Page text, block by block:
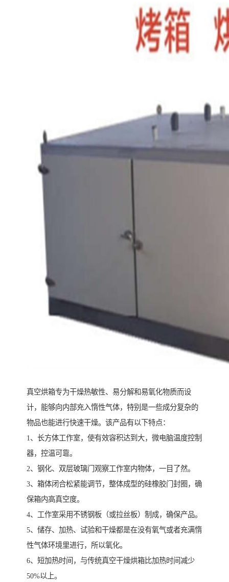
真空烘箱专为干燥热敏性、易分解和易氧化物质而设
计，能够向内部充入惰性气体，特别是一些成分复杂的
物品也能进行快速干燥。该产品有以下特点：
1、长方体工作室，使有效容积达到大，微电脑温度控制
器，控温可靠。
2、钢化、双层玻璃门观察工作室内物体，一目了然。
3、箱体闭合松紧能调节，整体成型的硅橡胶门封圈，确
保箱内高真空度。
4、工作室采用不锈钢板（或拉丝板）制成，确保产品。
5、储存、加热、试验和干燥都是在没有氧气或者充满惰
性气体环境里进行，所以氧化。
6、短加热时间，与传统真空干燥烘箱比加热时间减少
50%以上。